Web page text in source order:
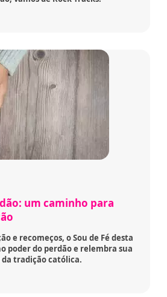
um caminho para
e recomeços, o Sou de Fé desta
poder do perdão e relembra sua
tradição católica.